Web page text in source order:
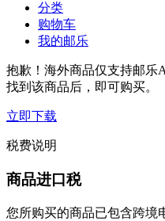
分类
购物车
我的邮乐
抱歉！海外商品仅支持邮乐
找到该商品后，即可购买。
立即下载
税费说明
商品进口税
您所购买的商品已包含跨境